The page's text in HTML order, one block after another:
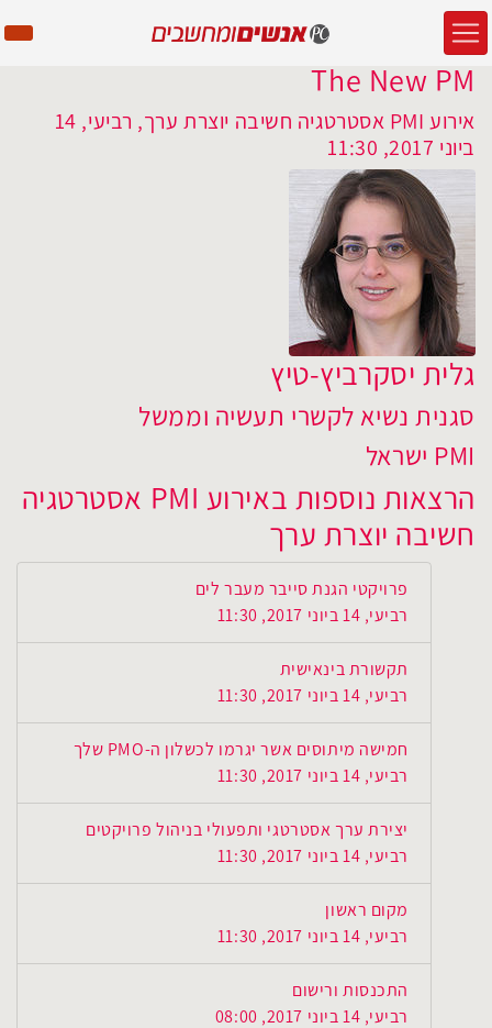
The New PM
אירוע PMI אסטרטגיה חשיבה יוצרת ערך, רביעי, 14
ביוני 2017, 11:30
גלית יסקרביץ-טיץ
סגנית נשיא לקשרי תעשיה וממשל
PMI ישראל
הרצאות נוספות באירוע PMI אסטרטגיה
חשיבה יוצרת ערך
פרויקטי הגנת סייבר מעבר לים
רביעי, 14 ביוני 2017, 11:30
תקשורת בינאישית
רביעי, 14 ביוני 2017, 11:30
חמישה מיתוסים אשר יגרמו לכשלון ה-PMO שלך
רביעי, 14 ביוני 2017, 11:30
יצירת ערך אסטרטגי ותפעולי בניהול פרויקטים
רביעי, 14 ביוני 2017, 11:30
מקום ראשון
רביעי, 14 ביוני 2017, 11:30
התכנסות ורישום
רביעי, 14 ביוני 2017, 08:00